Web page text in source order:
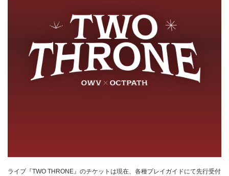
ライブ『TWO THRONE』のチケットは現在、各種プレイガイドにて先行受付